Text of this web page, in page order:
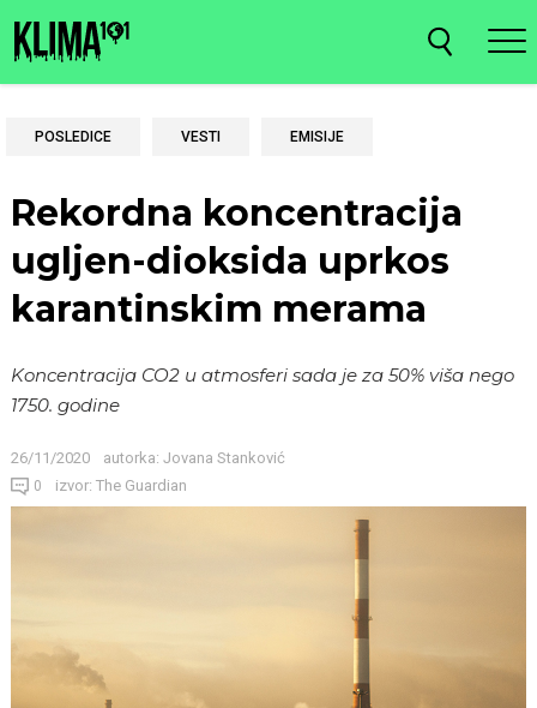
POSLEDICE VESTI EMISIJE
Rekordna koncentracija
ugljen-dioksida uprkos
karantinskim merama
Koncentracija CO2 u atmosferi sada je za 50% viša nego
1750. godine
26/11/2020 autorka: Jovana Stanković
0 izvor: The Guardian